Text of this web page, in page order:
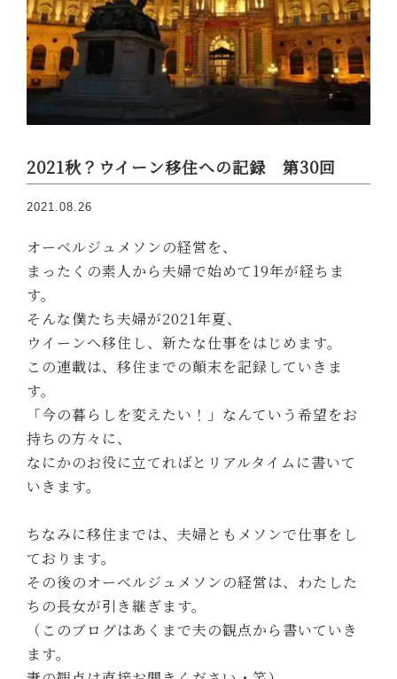
2021秋？ウイーン移住への記録 第30回
2021.08.26
オーベルジュメソンの経営を、
まったくの素人から夫婦で始めて19年が経ちま
す。
そんな僕たち夫婦が2021年夏、
ウイーンへ移住し、新たな仕事をはじめます。
この連載は、移住までの顛末を記録していきま
す。
「今の暮らしを変えたい！」なんていう希望をお
持ちの方々に、
なにかのお役に立てればとリアルタイムに書いて
いきます。
ちなみに移住までは、夫婦ともメソンで仕事をし
ております。
その後のオーベルジュメソンの経営は、わたした
ちの長女が引き継ぎます。
（このブログはあくまで夫の観点から書いていき
ます。